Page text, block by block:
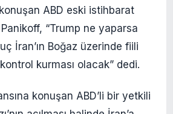
ABD eski istihbarat
“Trump ne yaparsa
İran’ın Boğaz üzerinde fiili
kurması olacak” dedi.
konuşan ABD’li bir yetkili